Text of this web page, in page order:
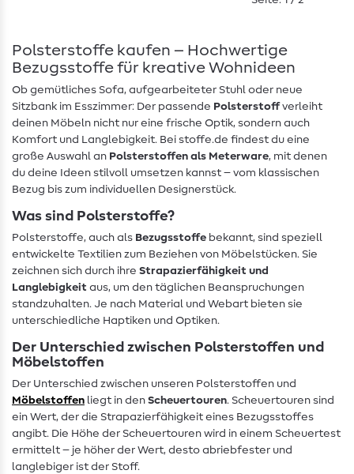
Polsterstoffe kaufen – Hochwertige
Bezugsstoffe für kreative Wohnideen
Ob gemütliches Sofa, aufgearbeiteter Stuhl oder neue
Sitzbank im Esszimmer: Der passende Polsterstoffverleiht
deinen Möbeln nicht nur eine frische Optik, sondern auch
Komfort und Langlebigkeit. Bei stoffe.de findest du eine
große Auswahl an Polsterstoffen als Meterware, mit denen
du deine Ideen stilvoll umsetzen kannst – vom klassischen
Bezug bis zum individuellen Designerstück.
Was sind Polsterstoffe?
Polsterstoffe, auch als Bezugsstoffe bekannt, sind speziell
entwickelte Textilien zum Beziehen von Möbelstücken. Sie
zeichnen sich durch ihre Strapazierfähigkeit und
Langlebigkeit aus, um den täglichen Beanspruchungen
standzuhalten. Je nach Material und Webart bieten sie
unterschiedliche Haptiken und Optiken.
Der Unterschied zwischen Polsterstoffen und
Möbelstoffen
Der Unterschied zwischen unseren Polsterstoffen und
Möbelstoffen liegt in den Scheuertouren. Scheuertouren sind
ein Wert, der die Strapazierfähigkeit eines Bezugsstoffes
angibt. Die Höhe der Scheuertouren wird in einem Scheuertest
ermittelt – je höher der Wert, desto abriebfester und
langlebiger ist der Stoff.